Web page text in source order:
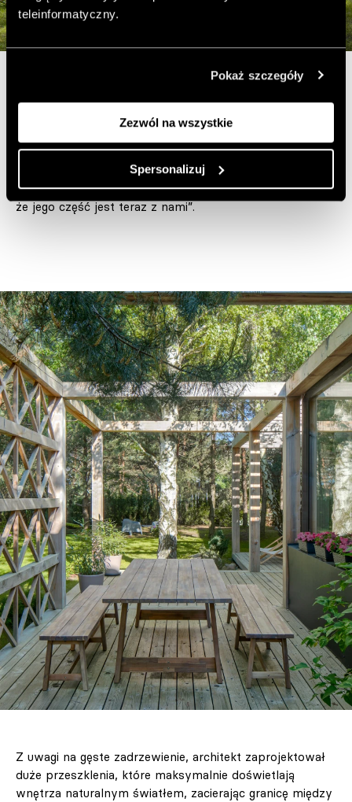
teleinformatyczny.
Pokaż szczegóły
Zezwól na wszystkie
Spersonalizuj
świerkowego drewna, elementy domu. Przyjemny
zapach iglastego lasu, wydzielany przez świerkową
żywicę, wyczuwalny jest zwłaszcza latem” – mówi
Daniel, właściciel domu. „A że drewno na budowę domu
specjalnie sprowadziliśmy z Podhala, to mamy poczucie,
że jego część jest teraz z nami”.
Z uwagi na gęste zadrzewienie, architekt zaprojektował
duże przeszklenia, które maksymalnie doświetlają
wnętrza naturalnym światłem, zacierając granicę między